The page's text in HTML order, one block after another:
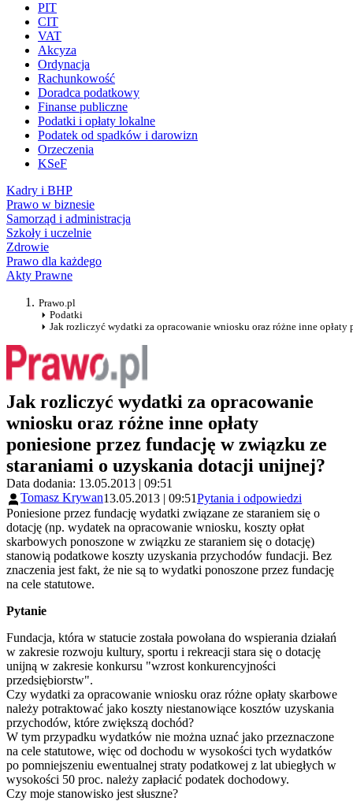
PIT
CIT
VAT
Akcyza
Ordynacja
Rachunkowość
Doradca podatkowy
Finanse publiczne
Podatki i opłaty lokalne
Podatek od spadków i darowizn
Orzeczenia
KSeF
Kadry i BHP
Prawo w biznesie
Samorząd i administracja
Szkoły i uczelnie
Zdrowie
Prawo dla każdego
Akty Prawne
Prawo.pl
Podatki
Jak rozliczyć wydatki za opracowanie wniosku oraz różne inne
Jak rozliczyć wydatki za opracowanie
wniosku oraz różne inne opłaty
poniesione przez fundację w związku ze
staraniami o uzyskania dotacji unijnej?
Data dodania: 13.05.2013 | 09:51
Tomasz Krywan13.05.2013 | 09:51Pytania i odpowiedzi
Poniesione przez fundację wydatki związane ze staraniem się o
dotację (np. wydatek na opracowanie wniosku, koszty opłat
skarbowych ponoszone w związku ze staraniem się o dotację)
stanowią podatkowe koszty uzyskania przychodów fundacji. Bez
znaczenia jest fakt, że nie są to wydatki ponoszone przez fundację
na cele statutowe.
Pytanie
Fundacja, która w statucie została powołana do wspierania działań
w zakresie rozwoju kultury, sportu i rekreacji stara się o dotację
unijną w zakresie konkursu "wzrost konkurencyjności
przedsiębiorstw".
Czy wydatki za opracowanie wniosku oraz różne opłaty skarbowe
należy potraktować jako koszty niestanowiące kosztów uzyskania
przychodów, które zwiększą dochód?
W tym przypadku wydatków nie można uznać jako przeznaczone
na cele statutowe, więc od dochodu w wysokości tych wydatków
po pomniejszeniu ewentualnej straty podatkowej z lat ubiegłych w
wysokości 50 proc. należy zapłacić podatek dochodowy.
Czy moje stanowisko jest słuszne?